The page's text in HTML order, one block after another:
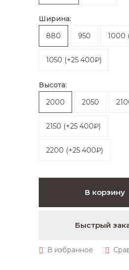
Ширина:
880
950 1000
1050 (+25 400₽)
Высота:
2000
2050
2150 (+25 400₽)
2200 (+25 400₽)
В корзину
Быстрый